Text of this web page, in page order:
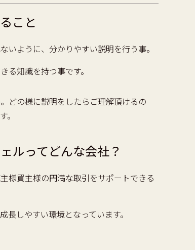
こと
いように、分かりやすい説明を行う事。
る知識を持つ事です。
どの様に説明をしたらご理解頂けるの
。
ルってどんな会社？
様買主様の円満な取引をサポートできる
長しやすい環境となっています。